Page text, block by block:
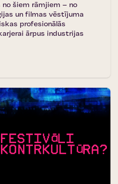
šiem rāmjiem – no
un filmas vēstījuma
profesionālās
ārpus industrijas